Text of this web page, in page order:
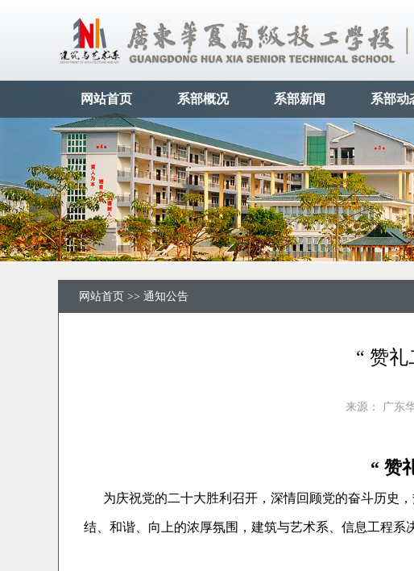
网站首页 系部概况 系部新闻 系部动
网站首页 >> 通知公告
“ 赞
来源： 广东
“ 赞
为庆祝党的二十大胜利召开，深情回顾党的奋斗历史，
结、和谐、向上的浓厚氛围，建筑与艺术系、信息工程系